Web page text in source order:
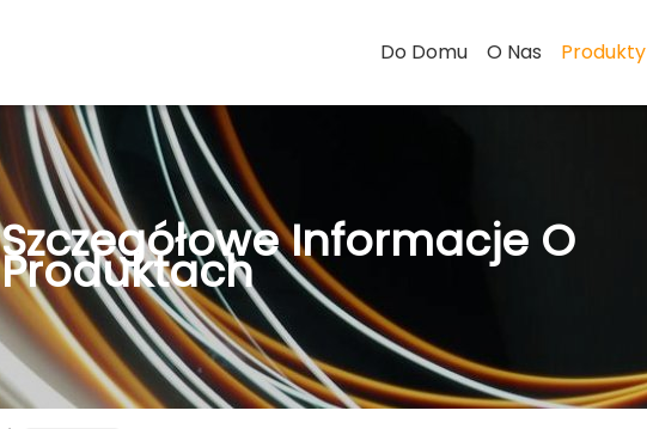
Do Domu O Nas Produkty
Szczegółowe Informacje O
Produktach